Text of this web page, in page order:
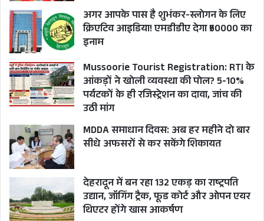
अगर आपके पास है शुभंकर-स्लोगन के लिए
क्रिएटिव आइडिया! एमडीडीए देगा ₹50000 का
इनाम
Mussoorie Tourist Registration: RTI के
आंकड़ों ने खोली व्यवस्था की पोल? 5-10%
पर्यटकों के ही रजिस्ट्रेशन का दावा, जांच की
उठी मांग
MDDA समाधान दिवस: अब हर महीने दो बार
सीधे अफसरों से कर सकेंगे शिकायत
देहरादून में बन रहा 132 एकड़ का राष्ट्रपति
उद्यान, जॉगिंग ट्रैक, फूड कोर्ट और ओपन एयर
थिएटर होंगे खास आकर्षण